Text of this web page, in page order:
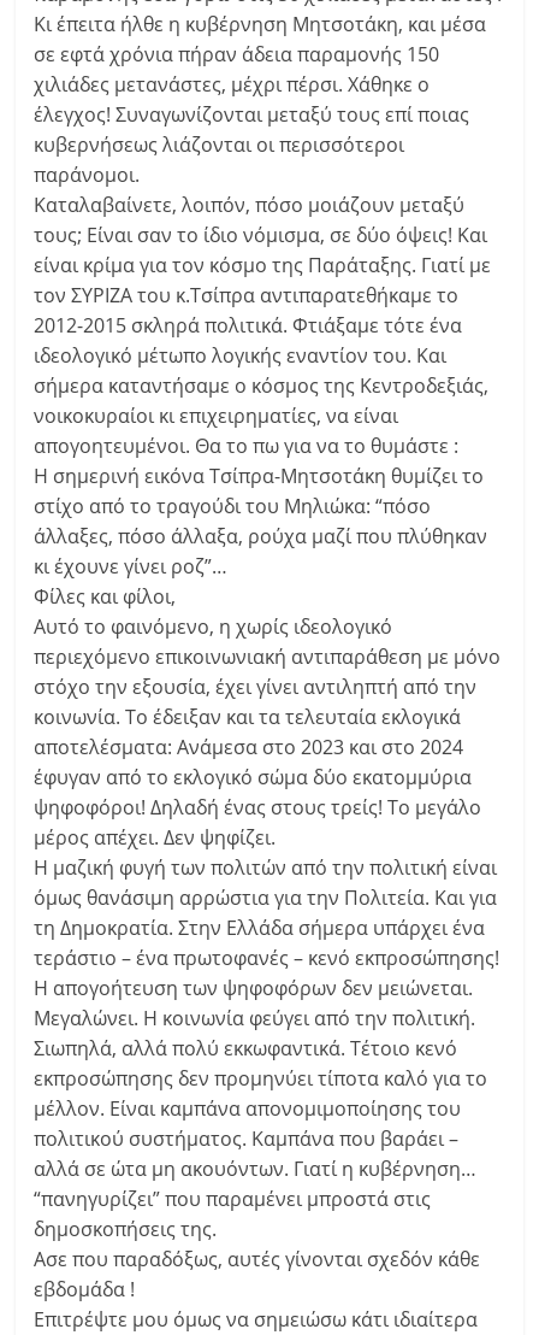
Κι έπειτα ήλθε η κυβέρνηση Μητσοτάκη, και μέσα
σε εφτά χρόνια πήραν άδεια παραμονής 150
χιλιάδες μετανάστες, μέχρι πέρσι. Χάθηκε ο
έλεγχος! Συναγωνίζονται μεταξύ τους επί ποιας
κυβερνήσεως λιάζονται οι περισσότεροι
παράνομοι.
Καταλαβαίνετε, λοιπόν, πόσο μοιάζουν μεταξύ
τους; Είναι σαν το ίδιο νόμισμα, σε δύο όψεις! Και
είναι κρίμα για τον κόσμο της Παράταξης. Γιατί με
τον ΣΥΡΙΖΑ του κ.Τσίπρα αντιπαρατεθήκαμε το
2012-2015 σκληρά πολιτικά. Φτιάξαμε τότε ένα
ιδεολογικό μέτωπο λογικής εναντίον του. Και
σήμερα καταντήσαμε ο κόσμος της Κεντροδεξιάς,
νοικοκυραίοι κι επιχειρηματίες, να είναι
απογοητευμένοι. Θα το πω για να το θυμάστε :
Η σημερινή εικόνα Τσίπρα-Μητσοτάκη θυμίζει το
στίχο από το τραγούδι του Μηλιώκα: “πόσο
άλλαξες, πόσο άλλαξα, ρούχα μαζί που πλύθηκαν
κι έχουνε γίνει ροζ”…
Φίλες και φίλοι,
Αυτό το φαινόμενο, η χωρίς ιδεολογικό
περιεχόμενο επικοινωνιακή αντιπαράθεση με μόνο
στόχο την εξουσία, έχει γίνει αντιληπτή από την
κοινωνία. Το έδειξαν και τα τελευταία εκλογικά
αποτελέσματα: Ανάμεσα στο 2023 και στο 2024
έφυγαν από το εκλογικό σώμα δύο εκατομμύρια
ψηφοφόροι! Δηλαδή ένας στους τρείς! Το μεγάλο
μέρος απέχει. Δεν ψηφίζει.
Η μαζική φυγή των πολιτών από την πολιτική είναι
όμως θανάσιμη αρρώστια για την Πολιτεία. Και για
τη Δημοκρατία. Στην Ελλάδα σήμερα υπάρχει ένα
τεράστιο – ένα πρωτοφανές – κενό εκπροσώπησης!
Η απογοήτευση των ψηφοφόρων δεν μειώνεται.
Μεγαλώνει. Η κοινωνία φεύγει από την πολιτική.
Σιωπηλά, αλλά πολύ εκκωφαντικά. Τέτοιο κενό
εκπροσώπησης δεν προμηνύει τίποτα καλό για το
μέλλον. Είναι καμπάνα απονομιμοποίησης του
πολιτικού συστήματος. Καμπάνα που βαράει –
αλλά σε ώτα μη ακουόντων. Γιατί η κυβέρνηση…
“πανηγυρίζει” που παραμένει μπροστά στις
δημοσκοπήσεις της.
Ασε που παραδόξως, αυτές γίνονται σχεδόν κάθε
εβδομάδα !
Επιτρέψτε μου όμως να σημειώσω κάτι ιδιαίτερα